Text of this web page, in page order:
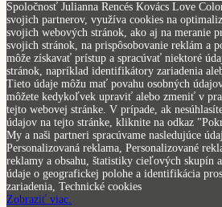
Spoločnosť Julianna Rencés Kovács Love
svojich partnerov, využíva cookies na
svojich webových stránok, ako aj na meranie
svojich stránok, na prispôsobovanie reklám a
môže získavať prístup a spracúvať niektoré
stránok, napríklad identifikátory zariadenia
Tieto údaje môžu mať povahu osobných
môžete kedykoľvek upraviť alebo zmeniť v
tejto webovej stránke. V prípade, ak
údajov na tejto stránke, kliknite na odkaz
My a naši partneri spracúvame nasledujúce
Personalizovaná reklama, Personalizované
reklamy a obsahu, štatistiky cieľových skupín
údaje o geografickej polohe a identifikácia
zariadenia, Technické cookies
Zobraziť viac.